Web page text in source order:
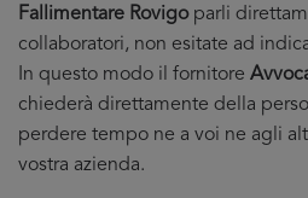
Fallimentare Rovigoparli
collaboratori, non esitate ad
In questo modo il fornitore
chiederà direttamente della
perdere tempo ne a voi ne agli
vostra azienda.